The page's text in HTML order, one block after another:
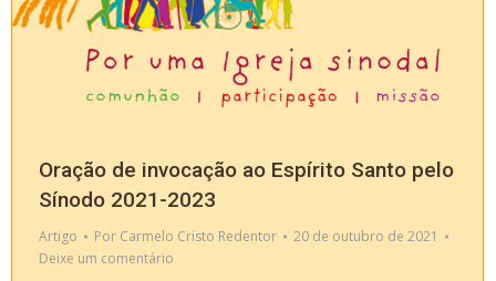
Oração de invocação ao Espírito Santo pelo
Sínodo 2021-2023
Artigo Por Carmelo Cristo Redentor
20 de outubro de 2021
Deixe um comentário